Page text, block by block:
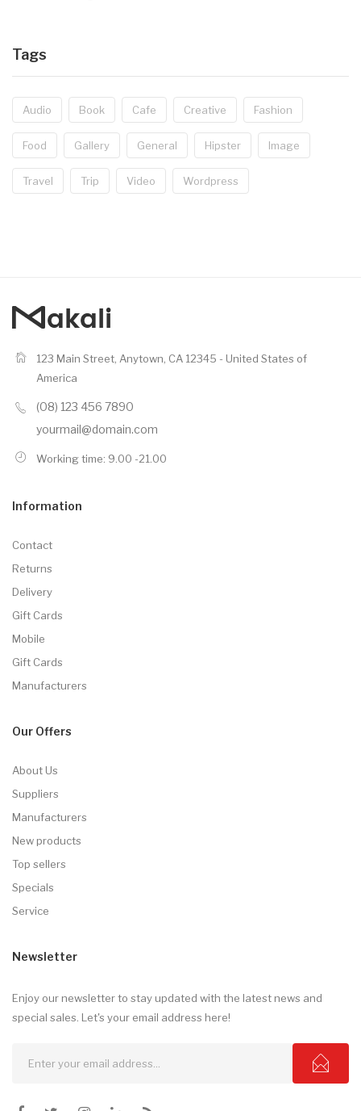
Tags
Audio Book Cafe Creative Fashion
Food Gallery General Hipster Image
Travel Trip Video Wordpress
123 Main Street, Anytown, CA 12345 - United States of
America
(08) 123 456 7890
yourmail@domain.com
Working time: 9.00 -21.00
Information
Contact
Returns
Delivery
Gift Cards
Mobile
Gift Cards
Manufacturers
Our Offers
About Us
Suppliers
Manufacturers
New products
Top sellers
Specials
Service
Newsletter
Enjoy our newsletter to stay updated with the latest news and
special sales. Let's your email address here!